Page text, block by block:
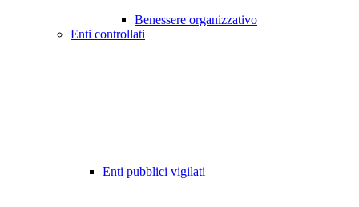
Benessere organizzativo
Enti controllati
Enti pubblici vigilati